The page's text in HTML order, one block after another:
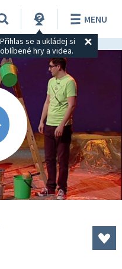
Přihlas se a ukládej si
oblíbené hry a videa.
MENU